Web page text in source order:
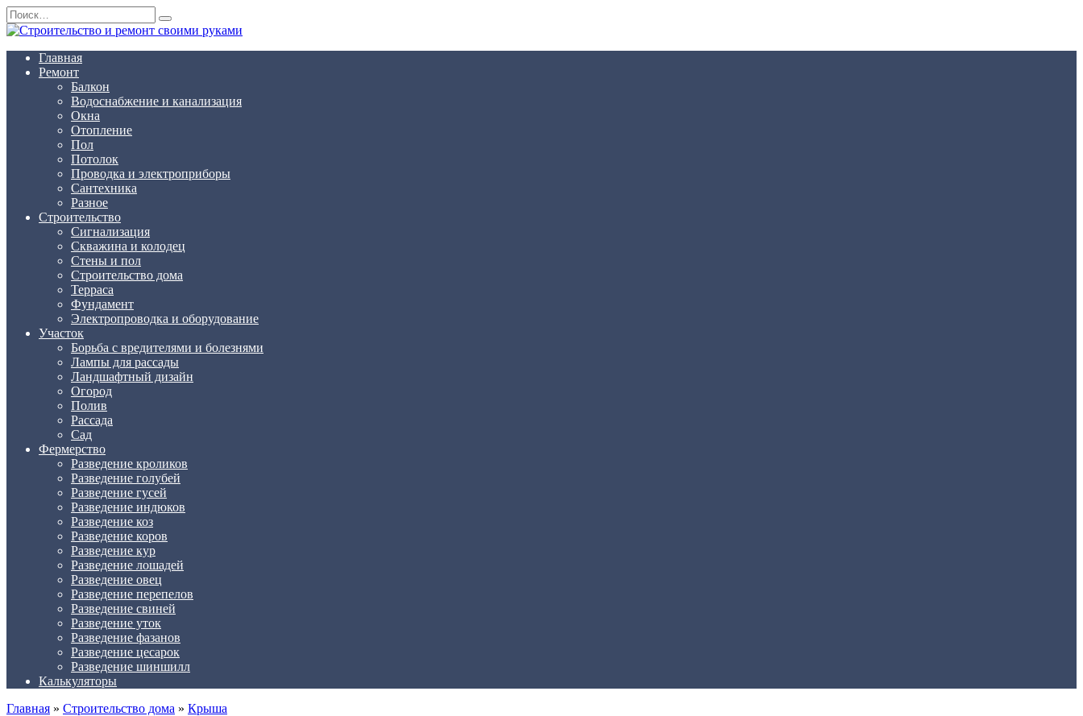
Перейти
к
содержанию
Search
for:
Главная
Ремонт
Балкон
Водоснабжение и канализация
Окна
Отопление
Пол
Потолок
Проводка и электроприборы
Сантехника
Разное
Строительство
Сигнализация
Скважина и колодец
Стены и пол
Строительство дома
Терраса
Фундамент
Электропроводка и оборудование
Участок
Борьба с вредителями и болезнями
Лампы для рассады
Ландшафтный дизайн
Огород
Полив
Рассада
Сад
Фермерство
Разведение кроликов
Разведение голубей
Разведение гусей
Разведение индюков
Разведение коз
Разведение коров
Разведение кур
Разведение лошадей
Разведение овец
Разведение перепелов
Разведение свиней
Разведение уток
Разведение фазанов
Разведение цесарок
Разведение шиншилл
Калькуляторы
Главная » Строительство дома » Крыша